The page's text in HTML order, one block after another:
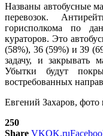
Названы автобусные
перевозок.
горисполкома по
кураторов. Это
(58%), 36 (59%) и 39
задачу, и закрывать
Убытки будут
востребованных
Евгений Захаров, фото
250
Share VKOK.ru